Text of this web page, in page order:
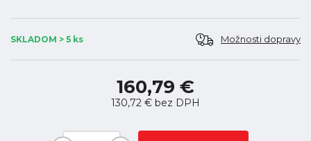
SKLADOM > 5 ks Možnosti dopravy
160,79 €
130,72 € bez DPH